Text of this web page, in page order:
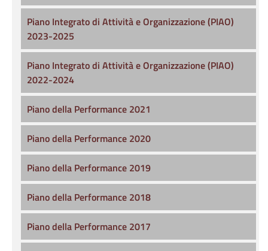
Piano Integrato di Attività e Organizzazione (PIAO)
2023-2025
Piano Integrato di Attività e Organizzazione (PIAO)
2022-2024
Piano della Performance 2021
Piano della Performance 2020
Piano della Performance 2019
Piano della Performance 2018
Piano della Performance 2017